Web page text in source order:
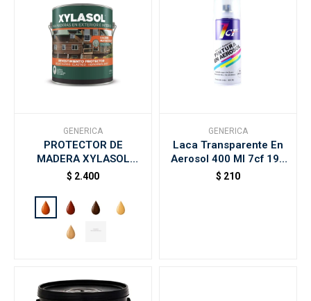
GENERICA
PROTECTOR DE
MADERA XYLASOL
LASUR SATINADO 4LT -
$ 2.400
GENERICA
Laca Transparente En
Aerosol 400 Ml 7cf 190
Lacquer
$ 210